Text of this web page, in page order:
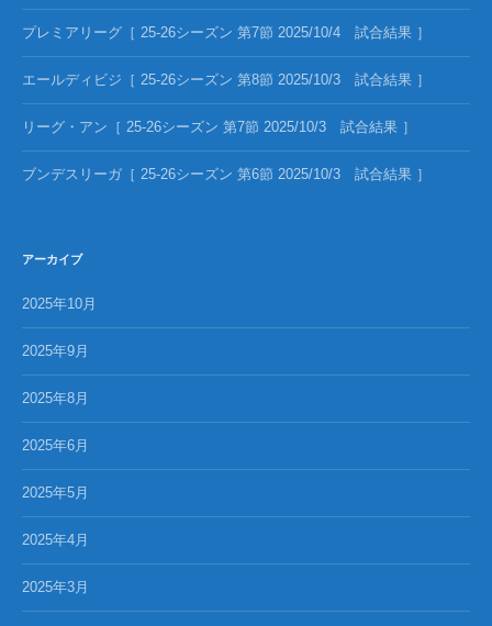
プレミアリーグ［ 25-26シーズン 第7節 2025/10/4 試合結果 ］
エールディビジ［ 25-26シーズン 第8節 2025/10/3 試合結果 ］
リーグ・アン［ 25-26シーズン 第7節 2025/10/3 試合結果 ］
ブンデスリーガ［ 25-26シーズン 第6節 2025/10/3 試合結果 ］
アーカイブ
2025年10月
2025年9月
2025年8月
2025年6月
2025年5月
2025年4月
2025年3月